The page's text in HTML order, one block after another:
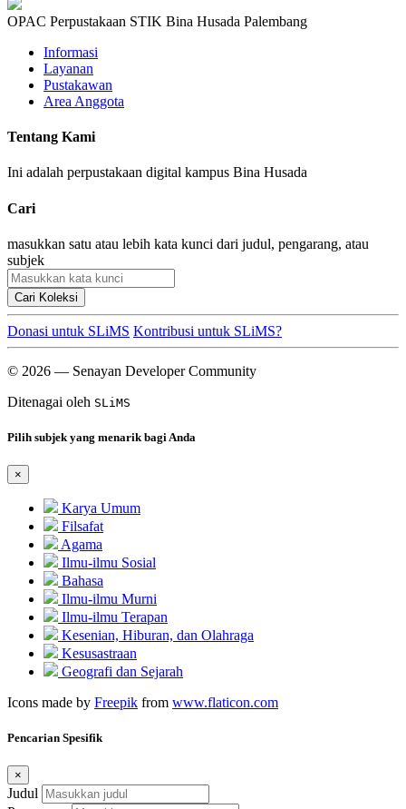
OPAC Perpustakaan STIK Bina Husada Palembang
Informasi
Layanan
Pustakawan
Area Anggota
Tentang Kami
Ini adalah perpustakaan digital kampus Bina Husada
Cari
masukkan satu atau lebih kata kunci dari judul, pengarang, atau
subjek
Cari Koleksi
Donasi untuk SLiMS Kontribusi untuk SLiMS?
© 2026 — Senayan Developer Community
Ditenagai oleh SLiMS
Pilih subjek yang menarik bagi Anda
×
Karya Umum
Filsafat
Agama
Ilmu-ilmu Sosial
Bahasa
Ilmu-ilmu Murni
Ilmu-ilmu Terapan
Kesenian, Hiburan, dan Olahraga
Kesusastraan
Geografi dan Sejarah
Icons made by Freepik from www.flaticon.com
Pencarian Spesifik
×
Judul